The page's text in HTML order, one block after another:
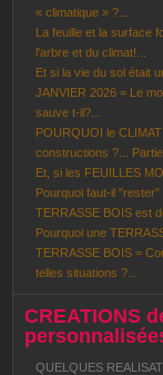
« climatique » ?...
La feuille et la surface
l'arbre et du climat!...
Et si la vie du sol était
JANVIER 2026 = Le
sauve t-il?...
POURQUOI le
constructions ?... Partie
Et, si les FEUILLES
Pourquoi faut-il
TERRASSE BOIS est
Pourquoi une
TERRASSE BOIS =
telles situations ?...
CREATIONS
QUELQUES